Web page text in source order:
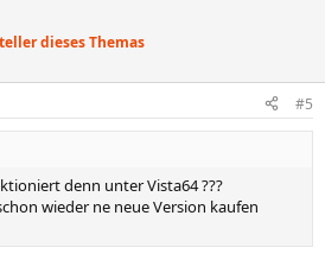
dieses Themas
#5
denn unter Vista64 ???
wieder ne neue Version kaufen